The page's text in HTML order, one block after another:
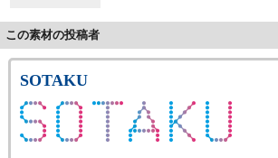
この素材の投稿者
SOTAKU